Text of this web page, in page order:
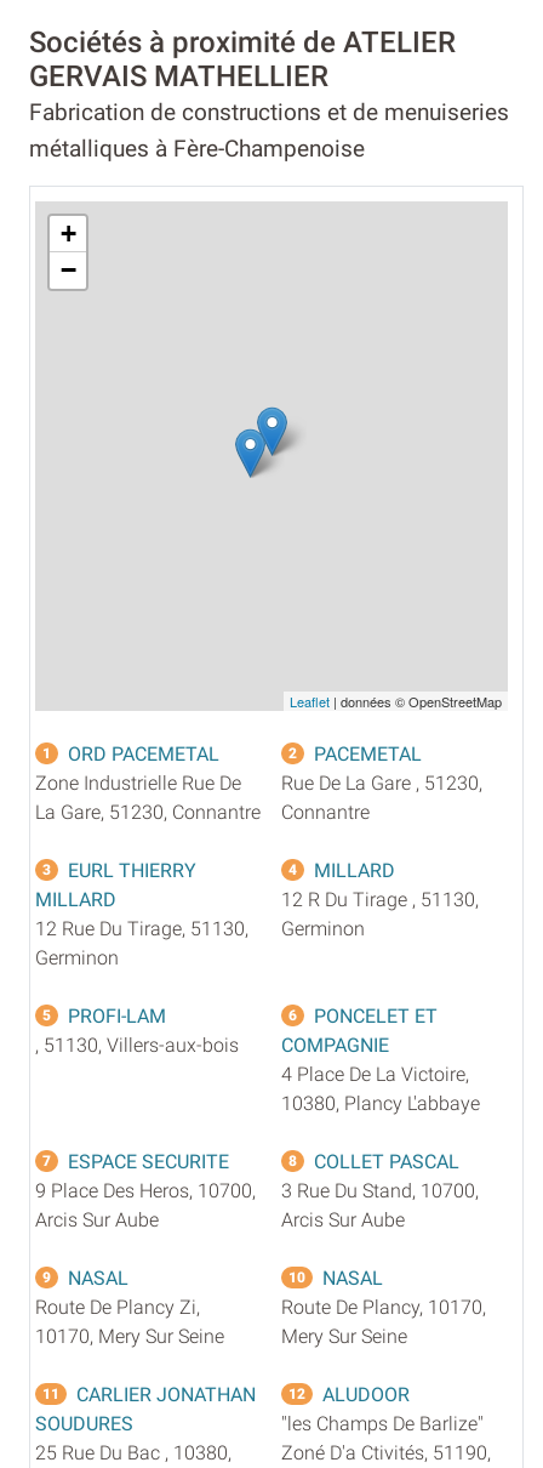
Sociétés à proximité de ATELIER
GERVAIS MATHELLIER
Fabrication de constructions et de menuiseries
métalliques à Fère-Champenoise
+
−
Leaflet | données © OpenStreetMap
1
ORD PACEMETAL
Zone Industrielle Rue De
La Gare, 51230, Connantre
2
PACEMETAL
Rue De La Gare , 51230,
Connantre
3
EURL THIERRY
MILLARD
12 Rue Du Tirage, 51130,
Germinon
4
MILLARD
12 R Du Tirage , 51130,
Germinon
5
PROFI-LAM
, 51130, Villers-aux-bois
6
PONCELET ET
COMPAGNIE
4 Place De La Victoire,
10380, Plancy L'abbaye
7
ESPACE SECURITE
9 Place Des Heros, 10700,
Arcis Sur Aube
8
COLLET PASCAL
3 Rue Du Stand, 10700,
Arcis Sur Aube
9
NASAL
Route De Plancy Zi,
10170, Mery Sur Seine
10
NASAL
Route De Plancy, 10170,
Mery Sur Seine
11
CARLIER JONATHAN
SOUDURES
25 Rue Du Bac , 10380,
12
ALUDOOR
"les Champs De Barlize"
Zoné D'a Ctivités, 51190,